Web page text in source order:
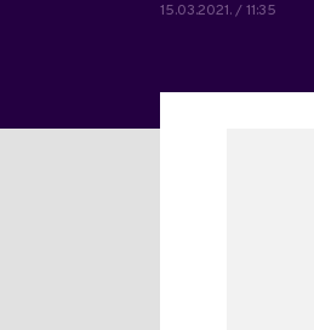
15.03.2021. / 11:35